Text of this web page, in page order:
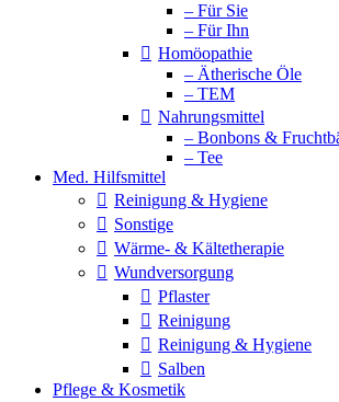
– Für Sie
– Für Ihn
Homöopathie
– Ätherische Öle
– TEM
Nahrungsmittel
– Bonbons &
– Tee
Med. Hilfsmittel
Reinigung & Hygiene
Sonstige
Wärme- & Kältetherapie
Wundversorgung
Pflaster
Reinigung
Reinigung & Hygiene
Salben
Pflege & Kosmetik